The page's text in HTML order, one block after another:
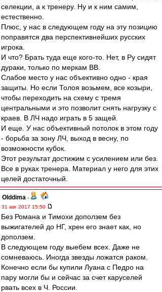
селекции, а к тренеру. Ну и к ним самим,
естественно.
Плюс, у нас в следующем году на эту позицию
поправятся два перспективнейших русских
игрока.
И что? Брать туда еще кого-то. Нет, в Ру сидят
дураки, только по меркам ВВ.
Слабое место у нас объективно одно - края
защиты. Но если Толоя возьмем, все козыри,
чтобы переходить на схему с тремя
центральными и это позволит снять нагрузку с
краев. В ЛЧ надо играть в 5 защей.
И еще. У нас объективный потолок в этом году
- борьба за зону ЛЧ, выход в весну, по
возможности кубок.
Этот результат достижим с усилением или без.
Все в руках тренера. Материал у него для этих
целей достаточный.
Olddima -
31 авг 2017 15:50
Без Романа и Тимохи доползем без
выжигателей до НГ, хрен его знает как, но
доползем.
В следующем году выебем всех. Даже не
сомневаюсь. Иногда звезды ложатся раком.
Конечно если бы купили Луана с Педро на
пару могли бы и сейчас за счет каруселей
рвать всех в Ч. России.